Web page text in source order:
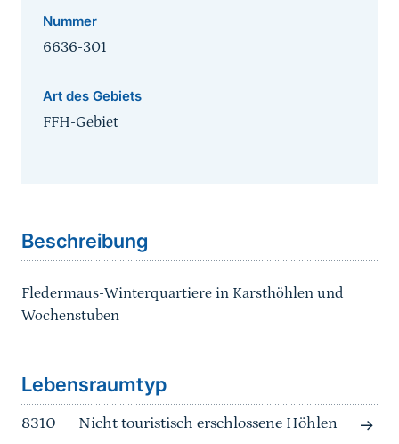
Nummer
6636-301
Art des Gebiets
FFH-Gebiet
Beschreibung
Fledermaus-Winterquartiere in Karsthöhlen und
Wochenstuben
Lebensraumtyp
8310 Nicht touristisch erschlossene Höhlen